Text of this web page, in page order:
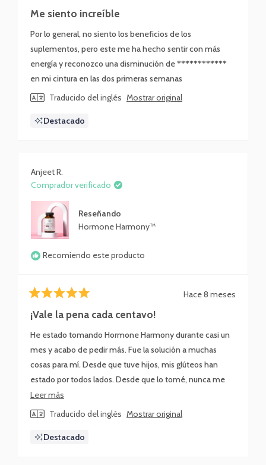
5
de
estrellas
Me siento increíble
Por lo general, no siento los beneficios de los
suplementos, pero este me ha hecho sentir con más
energía y reconozco una disminución de ************
en mi cintura en las dos primeras semanas
Traducido del inglés Mostrar original
Destacado
Anjeet R.
Comprador verificado
Reseñando
Hormone Harmony™
Recomiendo este producto
5
de
estrellas
Hace 8 meses
¡Vale la pena cada centavo!
He estado tomando Hormone Harmony durante casi un
mes y acabo de pedir más. Fue la solución a muchas
cosas para mí. Desde que tuve hijos, mis glúteos han
estado por todos lados. Desde que lo tomé, nunca me
he sentido más tranquila y ya no tengo el temido peso
del agua que cargué durante 2 semanas entre mis ciclos.
podría ser justo lo que necesitas.
Leer más
más
esta
Traducido del inglés Mostrar original
Destacado